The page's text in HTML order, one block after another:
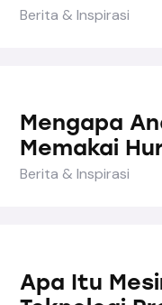
Berita & Inspirasi
Mengapa
Memakai
Berita & Inspirasi
Apa Itu